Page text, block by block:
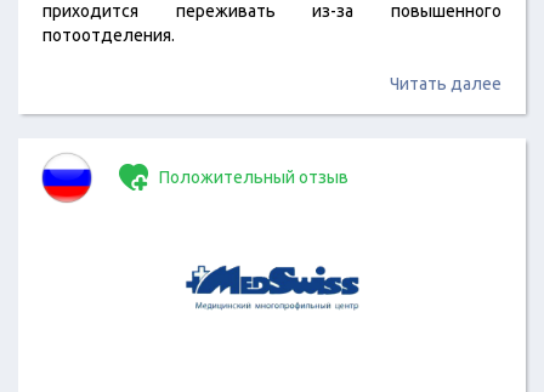
приходится переживать из-за повышенного
потоотделения.
Читать далее
Положительный отзыв